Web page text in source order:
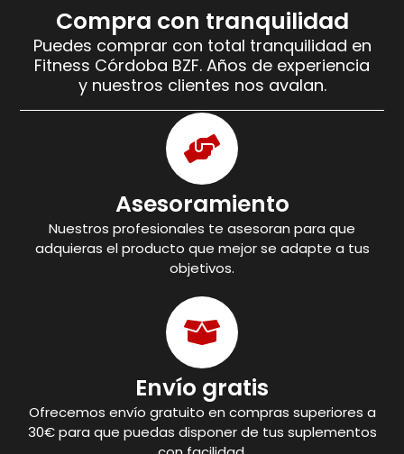
Compra con tranquilidad
Puedes comprar con total tranquilidad en
Fitness Córdoba BZF. Años de experiencia
y nuestros clientes nos avalan.
Asesoramiento
Nuestros profesionales te asesoran para que
adquieras el producto que mejor se adapte a tus
objetivos.
Envío gratis
Ofrecemos envío gratuito en compras superiores a
30€ para que puedas disponer de tus suplementos